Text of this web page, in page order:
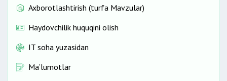
Axborotlashtirish (turfa Mavzular)
Haydovchilik huquqini olish
IT soha yuzasidan
Ma’lumotlar